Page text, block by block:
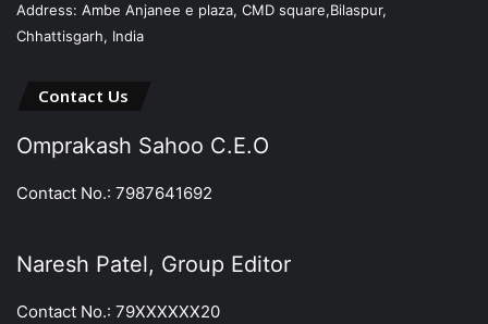
Address: Ambe Anjanee e plaza, CMD square,Bilaspur,
Chhattisgarh, India
Contact Us
Omprakash Sahoo C.E.O
Contact No.: 7987641692
Naresh Patel, Group Editor
Contact No.: 79XXXXXX20